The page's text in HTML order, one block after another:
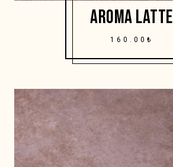
AROMA LATTE
160.00₺